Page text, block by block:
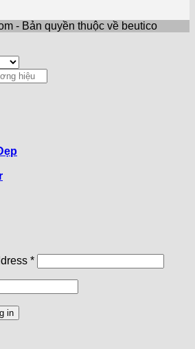
- Bản quyền thuộc về beutico
*Required
in